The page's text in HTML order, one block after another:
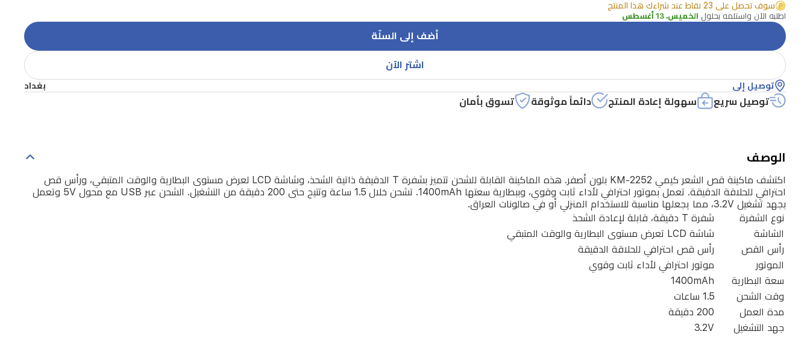
هذه
الماكينة
القابلة
للشحن
تتميز
بشفرة
ذاتية
وشاشة
LCD
لعرض
مستوى
البطارية
والوقت
المتبقي،
ورأس
قص
سوف تحصل على 23 نقاط عند شراءك هذا المنتج
اطلبه الآن واستلمه بحلول الخميس، 13 أغسطس
أضف إلى السلّة
اشتر الآن
توصيل إلى بغداد
توصيل سريع سهولة إعادة المنتج دائماً موثوقة تسوق بأمان
الوصف
اكتشف ماكينة قص الشعر كيمي KM-2252 بلون أصفر. هذه الماكينة القابلة للشحن تتميز بشفرة T الدقيقة ذاتية الشحذ، وشاشة LCD لعرض مستوى البطارية والوقت المتبقي، ورأس قص
احترافي للحلاقة الدقيقة. تعمل بموتور احترافي لأداء ثابت وقوي، وببطارية سعتها 1400mAh. تشحن خلال 1.5 ساعة وتتيح حتى 200 دقيقة من التشغيل. الشحن عبر USB مع محول 5V وتعمل
بجهد تشغيل 3.2V، مما يجعلها مناسبة للاستخدام المنزلي أو في صالونات العراق.
نوع الشفرة
شفرة T دقيقة، قابلة لإعادة الشحذ
الشاشة
شاشة LCD تعرض مستوى البطارية والوقت المتبقي
رأس القص
رأس قص احترافي للحلاقة الدقيقة
الموتور
موتور احترافي لأداء ثابت وقوي
سعة البطارية
1400mAh
وقت الشحن
1.5 ساعات
مدة العمل
200 دقيقة
جهد التشغيل
3.2V